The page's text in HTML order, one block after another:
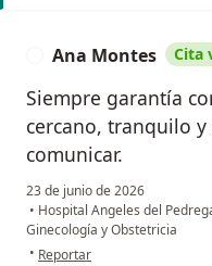
Ana Montes Cita
Siempre garantía
cercano, tranquilo
comunicar.
23 de junio de 2026
• Hospital Angeles del
Ginecología y Obstetricia
• en opinión del usuario Ana
Reportar